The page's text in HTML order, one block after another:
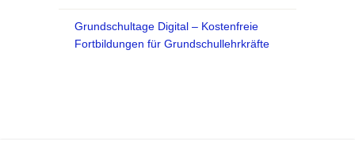
Grundschultage Digital – Kostenfreie
Fortbildungen für Grundschullehrkräfte